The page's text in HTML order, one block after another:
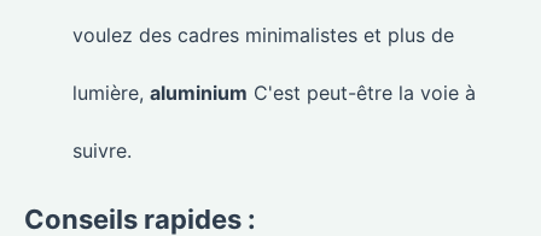
voulez des cadres minimalistes et plus de
lumière, aluminium C'est peut-être la voie à
suivre.
Conseils rapides :